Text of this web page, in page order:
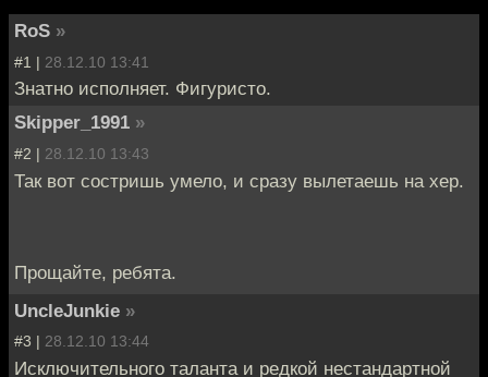
RoS »
#1 | 28.12.10 13:41
Знатно исполняет. Фигуристо.
Skipper_1991 »
#2 | 28.12.10 13:43
Так вот состришь умело, и сразу вылетаешь на хер.
Прощайте, ребята.
UncleJunkie »
#3 | 28.12.10 13:44
Исключительного таланта и редкой нестандартной